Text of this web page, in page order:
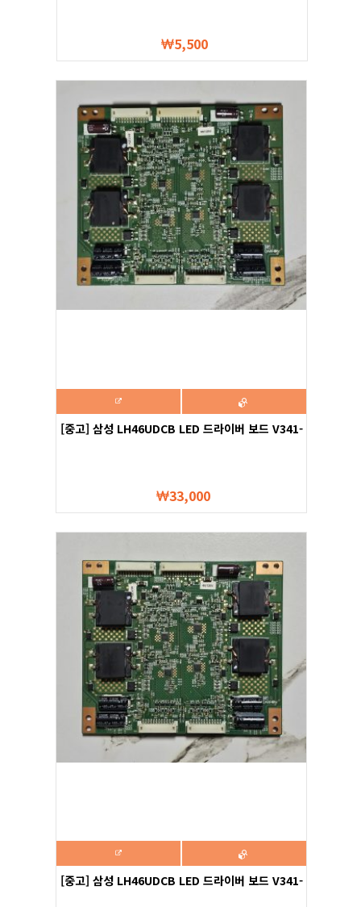
5,500
[중고] 삼성 LH46UDCB LED 드라이버 보드 V341-
33,000
[중고] 삼성 LH46UDCB LED 드라이버 보드 V341-